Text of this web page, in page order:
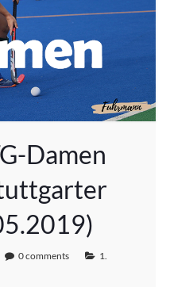
Damen
0 comments
1.